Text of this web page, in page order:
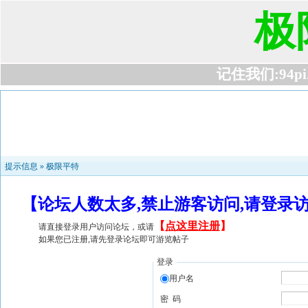
极
记住我们
提示信息 » 极限平特
【论坛人数太多,禁止游客访问,请登
请直接登录用户访问论坛，或请 【 点这里注册】
如果您已注册,请先登录论坛即可游览帖子
登录
用户名
密 码